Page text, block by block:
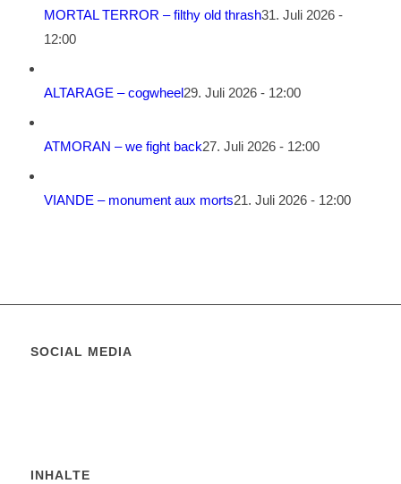
MORTAL TERROR – filthy old thrash31. Juli 2026 -
12:00
ALTARAGE – cogwheel29. Juli 2026 - 12:00
ATMORAN – we fight back27. Juli 2026 - 12:00
VIANDE – monument aux morts21. Juli 2026 - 12:00
SOCIAL MEDIA
INHALTE